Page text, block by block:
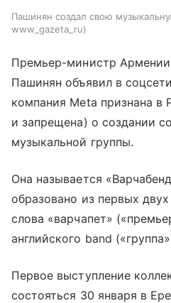
Пашинян создал свою
www_gazeta_ru
Премьер-министр
Пашинян объявил в
компания Meta признана в
и запрещена) о создании
музыкальной группы.
Она называется
образовано из первых
слова «варчапет»
английского band
Первое выступление
состояться 30 января в